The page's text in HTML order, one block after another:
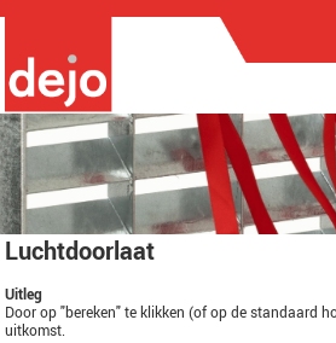
Luchtdoorlaat
Uitleg
Door op "bereken" te klikken (of op de standaard
uitkomst.